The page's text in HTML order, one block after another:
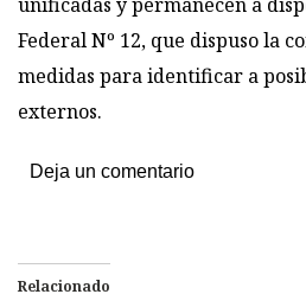
Federal Nº 12, que dispuso la
medidas para identificar a
externos.
Deja un comentario
Relacionado